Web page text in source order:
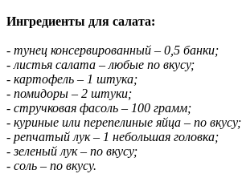
Ингредиенты для салата:
- тунец консервированный – 0,5 банки;
- листья салата – любые по вкусу;
- картофель – 1 штука;
- помидоры – 2 штуки;
- стручковая фасоль – 100 грамм;
- куриные или перепелиные яйца – по вкусу;
- репчатый лук – 1 небольшая головка;
- зеленый лук – по вкусу;
- соль – по вкусу.